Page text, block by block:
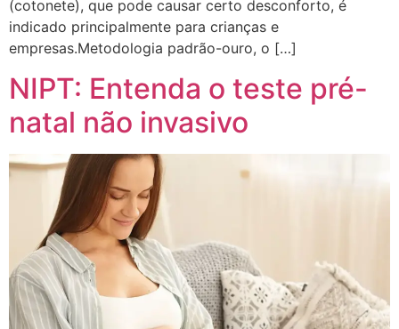
(cotonete), que pode causar certo desconforto, é
indicado principalmente para crianças e
empresas.Metodologia padrão-ouro, o […]
NIPT: Entenda o teste pré-
natal não invasivo